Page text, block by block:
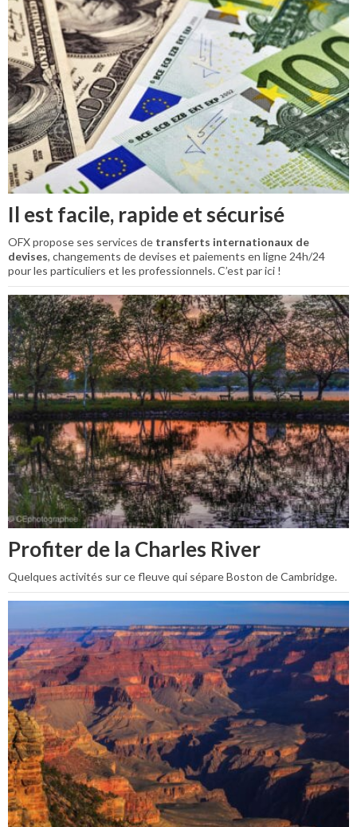
Il est facile, rapide et sécurisé
OFX propose ses services de transferts internationaux de
devises, changements de devises et paiements en ligne 24h/24
pour les particuliers et les professionnels. C’est par ici !
Profiter de la Charles River
Quelques activités sur ce fleuve qui sépare Boston de Cambridge.